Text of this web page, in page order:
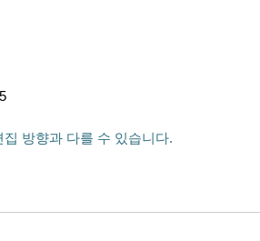
방향과 다를 수 있습니다.